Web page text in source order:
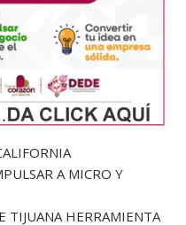
A MICRO Y
TIJUANA HERRAMIENTA